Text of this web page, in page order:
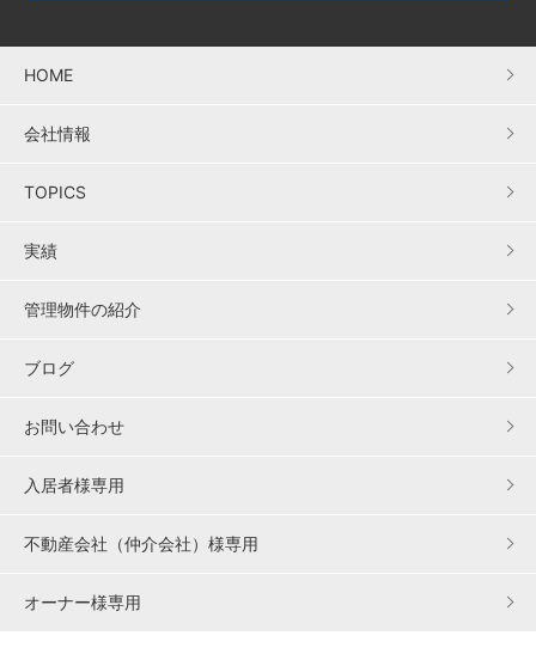
HOME
会社情報
TOPICS
実績
管理物件の紹介
ブログ
お問い合わせ
入居者様専用
不動産会社（仲介会社）様専用
オーナー様専用